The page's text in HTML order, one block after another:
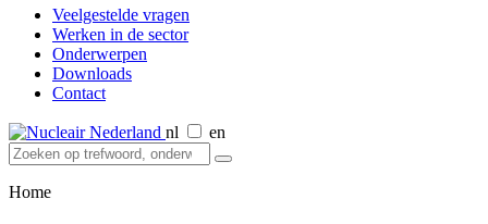
Veelgestelde vragen
Werken in de sector
Onderwerpen
Downloads
Contact
nl en
Home